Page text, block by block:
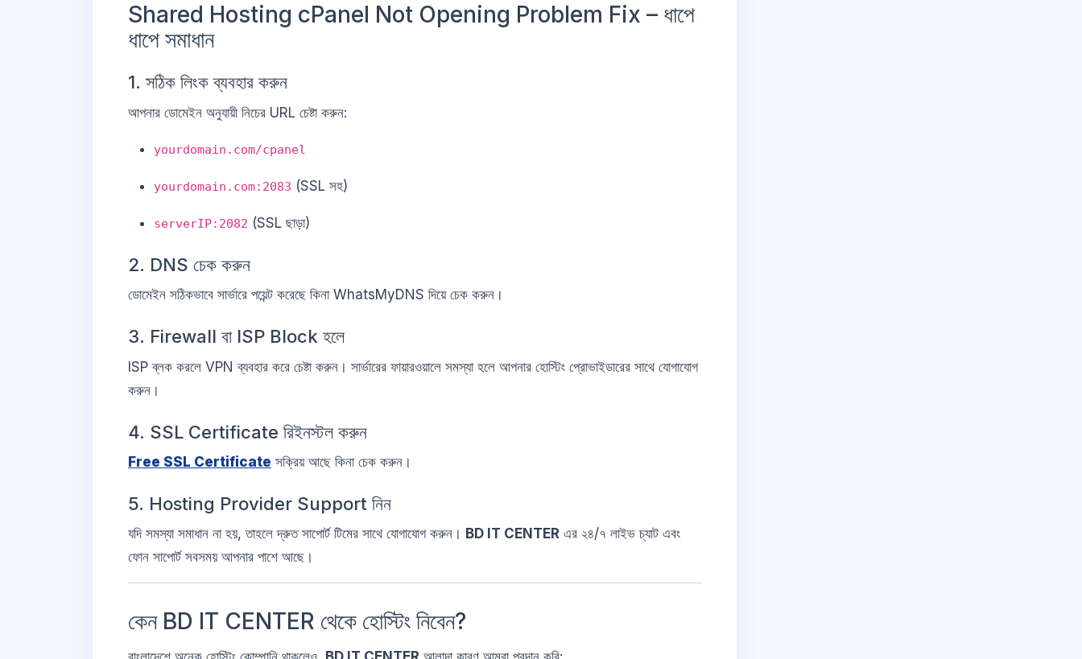
Shared Hosting cPanel Not Opening Problem Fix – ধাপে
ধাপে সমাধান
1. সঠিক লিংক ব্যবহার করুন
আপনার ডোমেইন অনুযায়ী নিচের URL চেষ্টা করুন:
yourdomain.com/cpanel
yourdomain.com:2083 (SSL সহ)
serverIP:2082 (SSL ছাড়া)
2. DNS চেক করুন
ডোমেইন সঠিকভাবে সার্ভারে পয়েন্ট করেছে কিনা WhatsMyDNS দিয়ে চেক করুন।
3. Firewall বা ISP Block হলে
ISP ব্লক করলে VPN ব্যবহার করে চেষ্টা করুন। সার্ভারের ফায়ারওয়ালে সমস্যা হলে আপনার হোস্টিং প্রোভাইডারের সাথে যোগাযোগ
করুন।
4. SSL Certificate রিইনস্টল করুন
Free SSL Certificate সক্রিয় আছে কিনা চেক করুন।
5. Hosting Provider Support নিন
যদি সমস্যা সমাধান না হয়, তাহলে দ্রুত সাপোর্ট টিমের সাথে যোগাযোগ করুন। BD IT CENTER এর ২৪/৭ লাইভ চ্যাট এবং
ফোন সাপোর্ট সবসময় আপনার পাশে আছে।
কেন BD IT CENTER থেকে হোস্টিং নিবেন?